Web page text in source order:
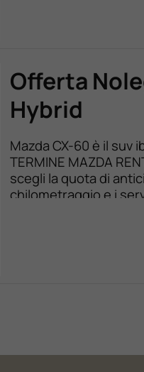
Offerta
Hybrid
Mazda CX-60 è il suv
TERMINE MAZDA
scegli la quota di
chilometraggio e i